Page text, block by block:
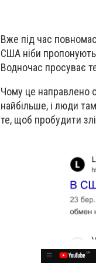
Вже під час
США ніби пропонують
Водночас просуває
Чому це направлено
найбільше, і люди
те, щоб пробудити